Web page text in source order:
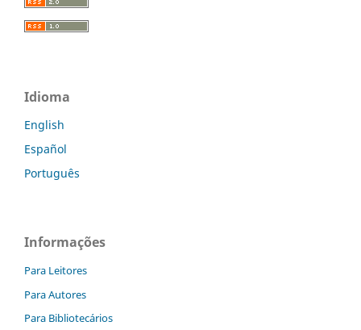
Idioma
English
Español
Português
Informações
Para Leitores
Para Autores
Para Bibliotecários